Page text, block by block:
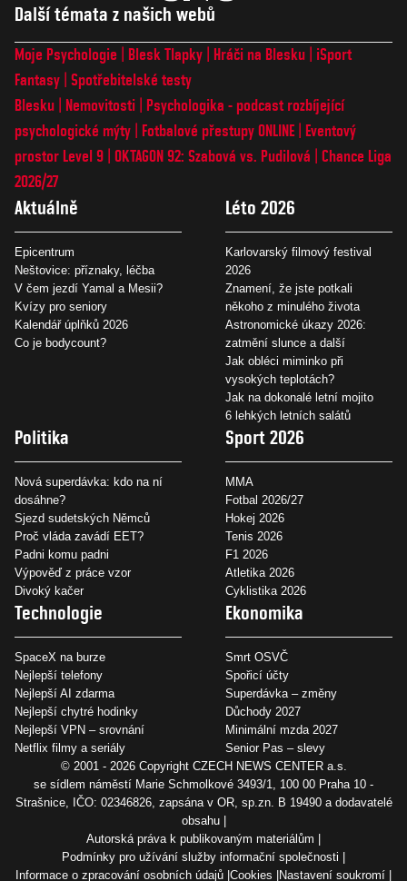
Další témata z našich webů
Moje Psychologie Blesk Tlapky Hráči na Blesku
iSport
Fantasy Spotřebitelské testy
Blesku
Nemovitosti
Psychologika - podcast rozbíjející
psychologické mýty
Fotbalové přestupy ONLINE
Eventový
prostor Level 9 OKTAGON 92: Szabová vs. Pudilová
Chance Liga
2026/27
Aktuálně
Epicentrum
Neštovice: příznaky, léčba
V čem jezdí Yamal a Mesii?
Kvízy pro seniory
Kalendář úplňků 2026
Co je bodycount?
Léto 2026
Karlovarský filmový festival
2026
Znamení, že jste potkali
někoho z minulého života
Astronomické úkazy 2026:
zatmění slunce a další
Jak obléci miminko při
vysokých teplotách?
Jak na dokonalé letní mojito
6 lehkých letních salátů
Politika
Nová superdávka: kdo na ní
dosáhne?
Sjezd sudetských Němců
Proč vláda zavádí EET?
Padni komu padni
Výpověď z práce vzor
Divoký kačer
Sport 2026
MMA
Fotbal 2026/27
Hokej 2026
Tenis 2026
F1 2026
Atletika 2026
Cyklistika 2026
Technologie
SpaceX na burze
Nejlepší telefony
Nejlepší AI zdarma
Nejlepší chytré hodinky
Nejlepší VPN – srovnání
Netflix filmy a seriály
Ekonomika
Smrt OSVČ
Spořicí účty
Superdávka – změny
Důchody 2027
Minimální mzda 2027
Senior Pas – slevy
© 2001 - 2026 Copyright CZECH NEWS CENTER a.s.
se sídlem náměstí Marie Schmolkové 3493/1, 100 00 Praha 10 -
Strašnice, IČO: 02346826, zapsána v OR, sp.zn. B 19490 a dodavatelé
obsahu
Autorská práva k publikovaným materiálům
Podmínky pro užívání služby informační společnosti
Informace o zpracování osobních údajů Cookies Nastavení soukromí